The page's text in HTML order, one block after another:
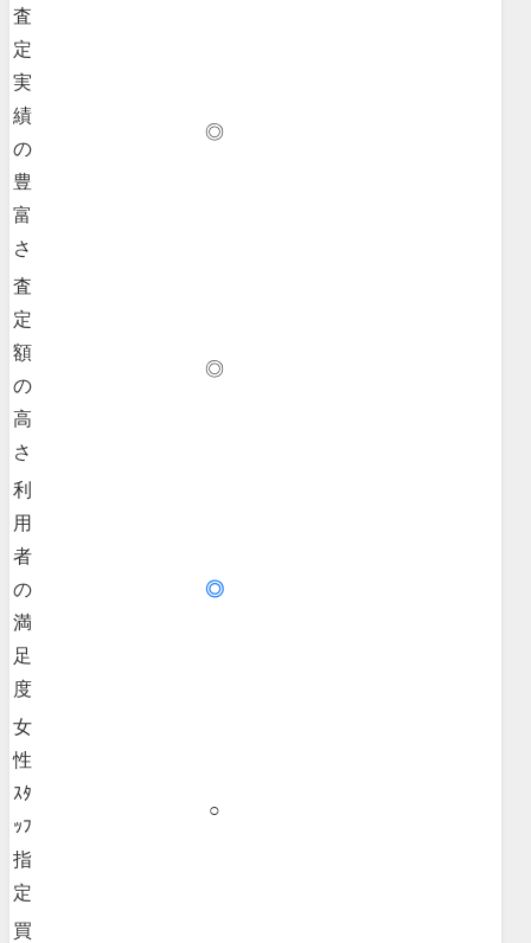
査
定
実
績
の
豊
富
さ
◎
査
定
額
の
高
さ
◎
利
用
者
の
満
足
度
◎
女
性
ｽﾀ
ｯﾌ
指
定
○
買